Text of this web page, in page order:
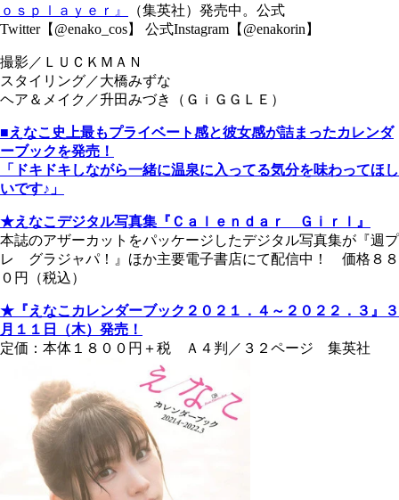
ｏｓｐｌａｙｅｒ』
（集英社）発売中。公式
Twitter【@enako_cos】 公式Instagram【@enakorin】
撮影／ＬＵＣＫＭＡＮ
スタイリング／大橋みずな
ヘア＆メイク／升田みづき（ＧｉＧＧＬＥ）
■えなこ史上最もプライベート感と彼女感が詰まったカレンダ
ーブックを発売！
「ドキドキしながら一緒に温泉に入ってる気分を味わってほし
いです♪」
★えなこデジタル写真集『Ｃａｌｅｎｄａｒ Ｇｉｒｌ』
本誌のアザーカットをパッケージしたデジタル写真集が『週プ
レ グラジャパ！』ほか主要電子書店にて配信中！ 価格８８
０円（税込）
★『えなこカレンダーブック２０２１．４～２０２２．３』３
月１１日（木）発売！
定価：本体１８００円＋税 Ａ４判／３２ページ 集英社